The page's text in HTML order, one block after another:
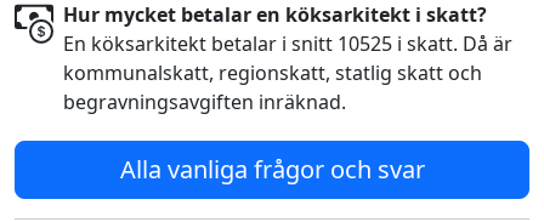
Hur mycket betalar en köksarkitekt i skatt?
En köksarkitekt betalar i snitt 10525 i skatt. Då är
kommunalskatt, regionskatt, statlig skatt och
begravningsavgiften inräknad.
Alla vanliga frågor och svar